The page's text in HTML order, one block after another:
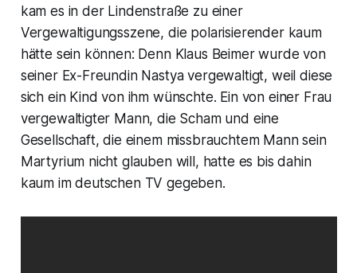
kam es in der Lindenstraße zu einer
Vergewaltigungsszene, die polarisierender kaum
hätte sein können: Denn Klaus Beimer wurde von
seiner Ex-Freundin Nastya vergewaltigt, weil diese
sich ein Kind von ihm wünschte. Ein von einer Frau
vergewaltigter Mann, die Scham und eine
Gesellschaft, die einem missbrauchtem Mann sein
Martyrium nicht glauben will, hatte es bis dahin
kaum im deutschen TV gegeben.